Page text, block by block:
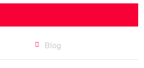
Blog